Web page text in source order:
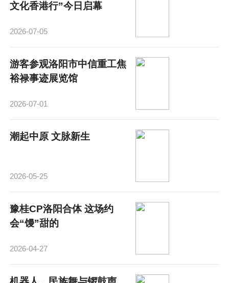
文化香港行”今日启幕
2026-07-05
游客参观洛阳市中信重工焦
裕禄事迹展览馆
2026-07-01
潮起中原 文脉新生
2026-05-25
豫桂CP洛阳合体 这场约
会“馒”甜的
2026-04-27